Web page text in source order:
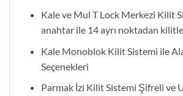
Kale ve Mul T Lock Merkezi Kilit
anahtar ile 14 ayrı noktadan
Kale Monoblok Kilit Sistemi ile
Seçenekleri
Parmak İzi Kilit Sistemi Şifreli ve